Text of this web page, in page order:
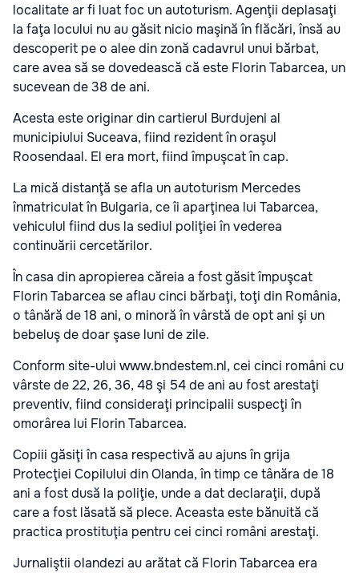
localitate ar fi luat foc un autoturism. Agenţii deplasaţi
la faţa locului nu au găsit nicio maşină în flăcări, însă au
descoperit pe o alee din zonă cadavrul unui bărbat,
care avea să se dovedească că este Florin Tabarcea, un
sucevean de 38 de ani.
Acesta este originar din cartierul Burdujeni al
municipiului Suceava, fiind rezident în oraşul
Roosendaal. El era mort, fiind împuşcat în cap.
La mică distanţă se afla un autoturism Mercedes
înmatriculat în Bulgaria, ce îi aparţinea lui Tabarcea,
vehiculul fiind dus la sediul poliţiei în vederea
continuării cercetărilor.
În casa din apropierea căreia a fost găsit împuşcat
Florin Tabarcea se aflau cinci bărbaţi, toţi din România,
o tânără de 18 ani, o minoră în vârstă de opt ani şi un
bebeluş de doar şase luni de zile.
Conform site-ului www.bndestem.nl, cei cinci români cu
vârste de 22, 26, 36, 48 şi 54 de ani au fost arestaţi
preventiv, fiind consideraţi principalii suspecţi în
omorârea lui Florin Tabarcea.
Copiii găsiţi în casa respectivă au ajuns în grija
Protecţiei Copilului din Olanda, în timp ce tânăra de 18
ani a fost dusă la poliţie, unde a dat declaraţii, după
care a fost lăsată să plece. Aceasta este bănuită că
practica prostituţia pentru cei cinci români arestaţi.
Jurnaliştii olandezi au arătat că Florin Tabarcea era